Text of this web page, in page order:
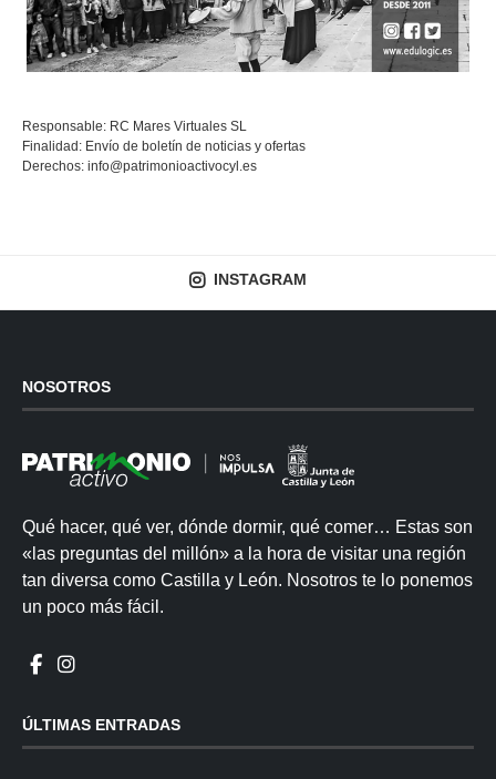
Responsable: RC Mares Virtuales SL
Finalidad: Envío de boletín de noticias y ofertas
Derechos: info@patrimonioactivocyl.es
INSTAGRAM
NOSOTROS
Qué hacer, qué ver, dónde dormir, qué comer… Estas son
«las preguntas del millón» a la hora de visitar una región
tan diversa como Castilla y León. Nosotros te lo ponemos
un poco más fácil.
ÚLTIMAS ENTRADAS